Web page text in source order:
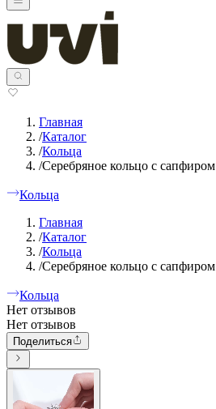
Главная
/Каталог
/Кольца
/Серебряное кольцо с сапфиром
Кольца
Главная
/Каталог
/Кольца
/Серебряное кольцо с сапфиром
Кольца
Нет отзывов
Нет отзывов
Поделиться